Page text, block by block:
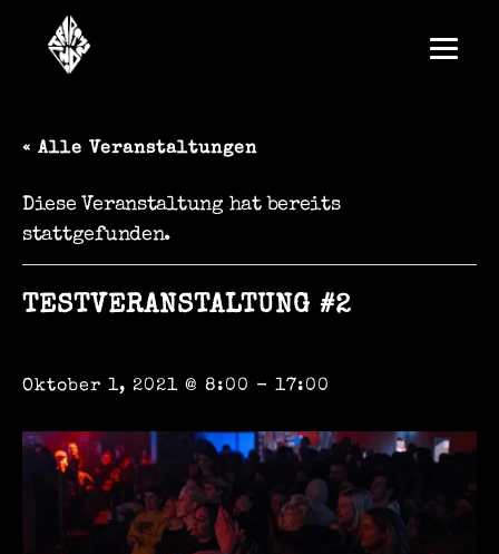
« Alle Veranstaltungen
Diese Veranstaltung hat bereits
stattgefunden.
TESTVERANSTALTUNG #2
Oktober 1, 2021 @ 8:00 - 17:00